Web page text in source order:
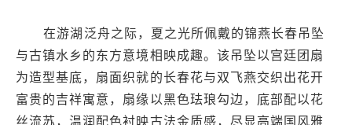
在游湖泛舟之际，夏之光所佩戴的锦燕长春吊坠
与古镇水乡的东方意境相映成趣。该吊坠以宫廷团扇
为造型基底，扇面织就的长春花与双飞燕交织出花开
富贵的吉祥寓意，扇缘以黑色珐琅勾边，底部配以花
丝流苏，温润配色衬映古法金质感，尽显高端国风雅